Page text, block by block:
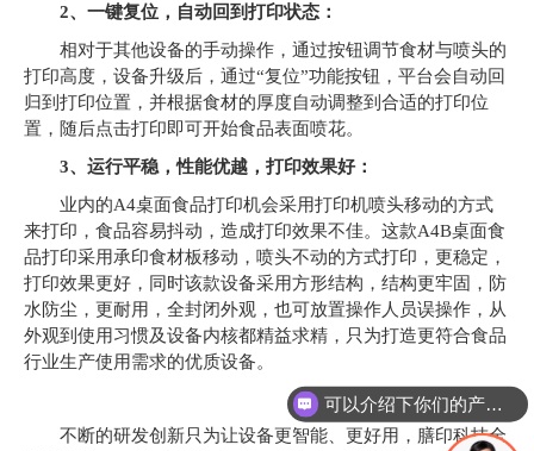
2、 一键复位，自动回到打印状态：
相对于其他设备的手动操作，通过按钮调节食材与喷头的
打印高度，设备升级后，通过“复位”功能按钮，平台会自动回
归到打印位置，并根据食材的厚度自动调整到合适的打印位
置，随后点击打印即可开始食品表面喷花。
3、运行平稳，性能优越，打印效果好：
业内的A4桌面食品打印机会采用打印机喷头移动的方式
来打印，食品容易抖动，造成打印效果不佳。这款A4B桌面食
品打印采用承印食材板移动，喷头不动的方式打印，更稳定，
打印效果更好，同时该款设备采用方形结构，结构更牢固，防
水防尘，更耐用，全封闭外观，也可放置操作人员误操作，从
外观到使用习惯及设备内核都精益求精，只为打造更符合食品
行业生产使用需求的优质设备。
不断的研发创新只为让设备更智能、更好用，膳印科技全
可以介绍下你们的产品么